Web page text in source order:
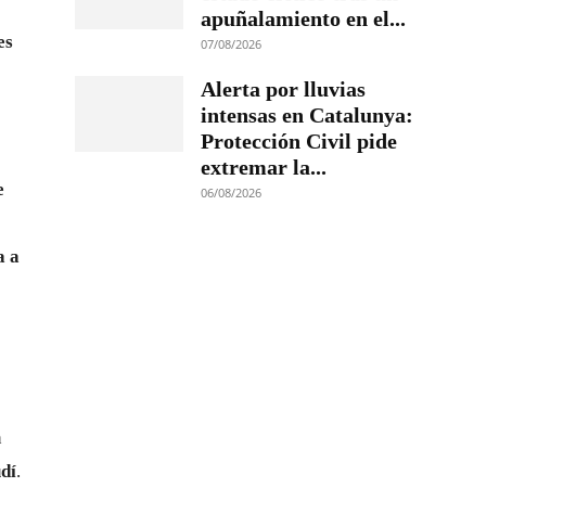
a
.
apuñalamiento en el...
07/08/2026
Alerta por lluvias
intensas en Catalunya:
Protección Civil pide
extremar la...
06/08/2026